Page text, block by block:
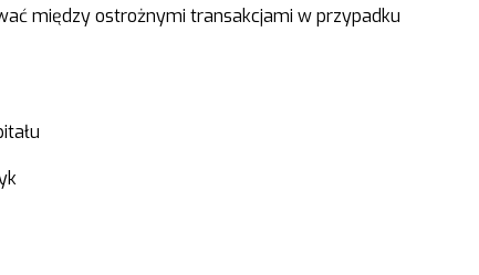
między ostrożnymi transakcjami w przypadku